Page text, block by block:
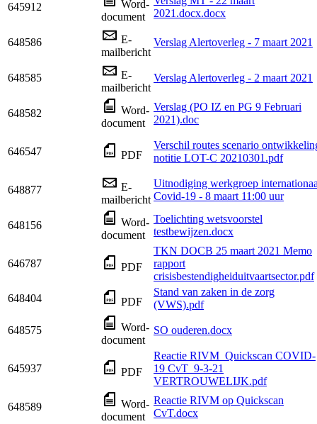
645912
Word-
document
2021.docx.docx
648586
E-
mailbericht
Verslag Alertoverleg - 7 maart 2021
648585
E-
mailbericht
Verslag Alertoverleg - 2 maart 2021
648582
Word-
document
Verslag (PO IZ en PG 9 Februari
2021).doc
646547 PDF
Verschil routes scenario
notitie LOT-C 20210301.pdf
648877
E-
mailbericht
Uitnodiging werkgroep
Covid-19 - 8 maart 11:00 uur
648156
Word-
document
Toelichting wetsvoorstel
testbewijzen.docx
646787 PDF
TKN DOCB 25 maart 2021 Memo
rapport
crisisbestendigheiduitvaartsector.pdf
648404
PDF
Stand van zaken in de zorg
(VWS).pdf
648575
Word-
document
SO ouderen.docx
645937 PDF
Reactie RIVM_Quickscan COVID-
19 CvT_9-3-21
VERTROUWELIJK.pdf
648589
Word-
document
Reactie RIVM op Quickscan
CvT.docx